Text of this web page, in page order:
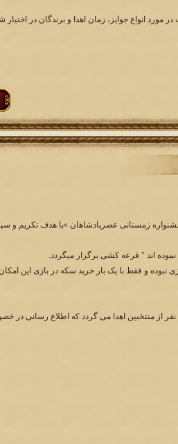
مورد انواع جوایز، زمان اهدا و برندگان در
بازی،به اطلاع میرسانیم « جشنواره زمستانی عصرپادشاهان »با
اند " قرعه کشی برگزار میگردد.
و فقط با یک بار خرید سکه در بازی این
قرعه کشی به صورت ماهانه و در انتهای هر ماه صورت گرفته و جوایز نفیس به 5 نفر از